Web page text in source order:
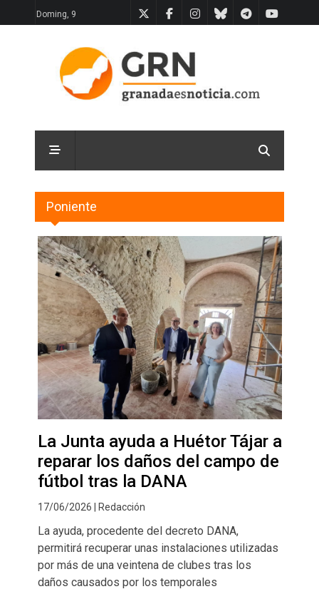
Doming, 9
Poniente
La Junta ayuda a Huétor Tájar a
reparar los daños del campo de
fútbol tras la DANA
17/06/2026 | Redacción
La ayuda, procedente del decreto DANA,
permitirá recuperar unas instalaciones utilizadas
por más de una veintena de clubes tras los
daños causados por los temporales